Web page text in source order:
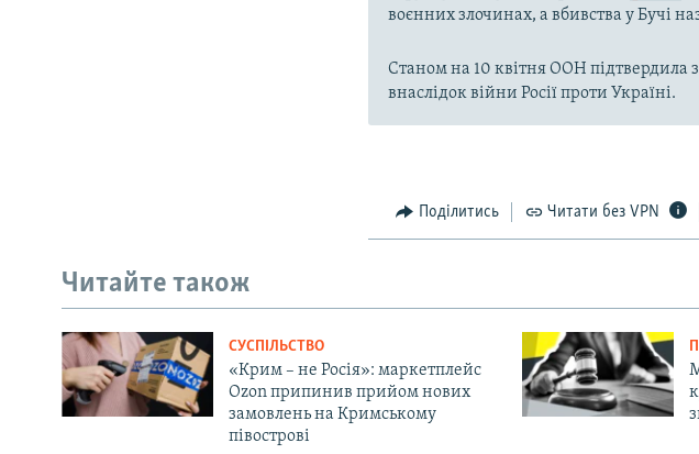
воєнних злочинах, а вбивства у Бучі
Станом на 10 квітня ООН підтвердила
внаслідок війни Росії проти Україні.
Поділитись Читати без VPN
Читайте також
СУСПІЛЬСТВО
«Крим – не Росія»: маркетплейс
Ozon припинив прийом нових
замовлень на Кримському
півострові